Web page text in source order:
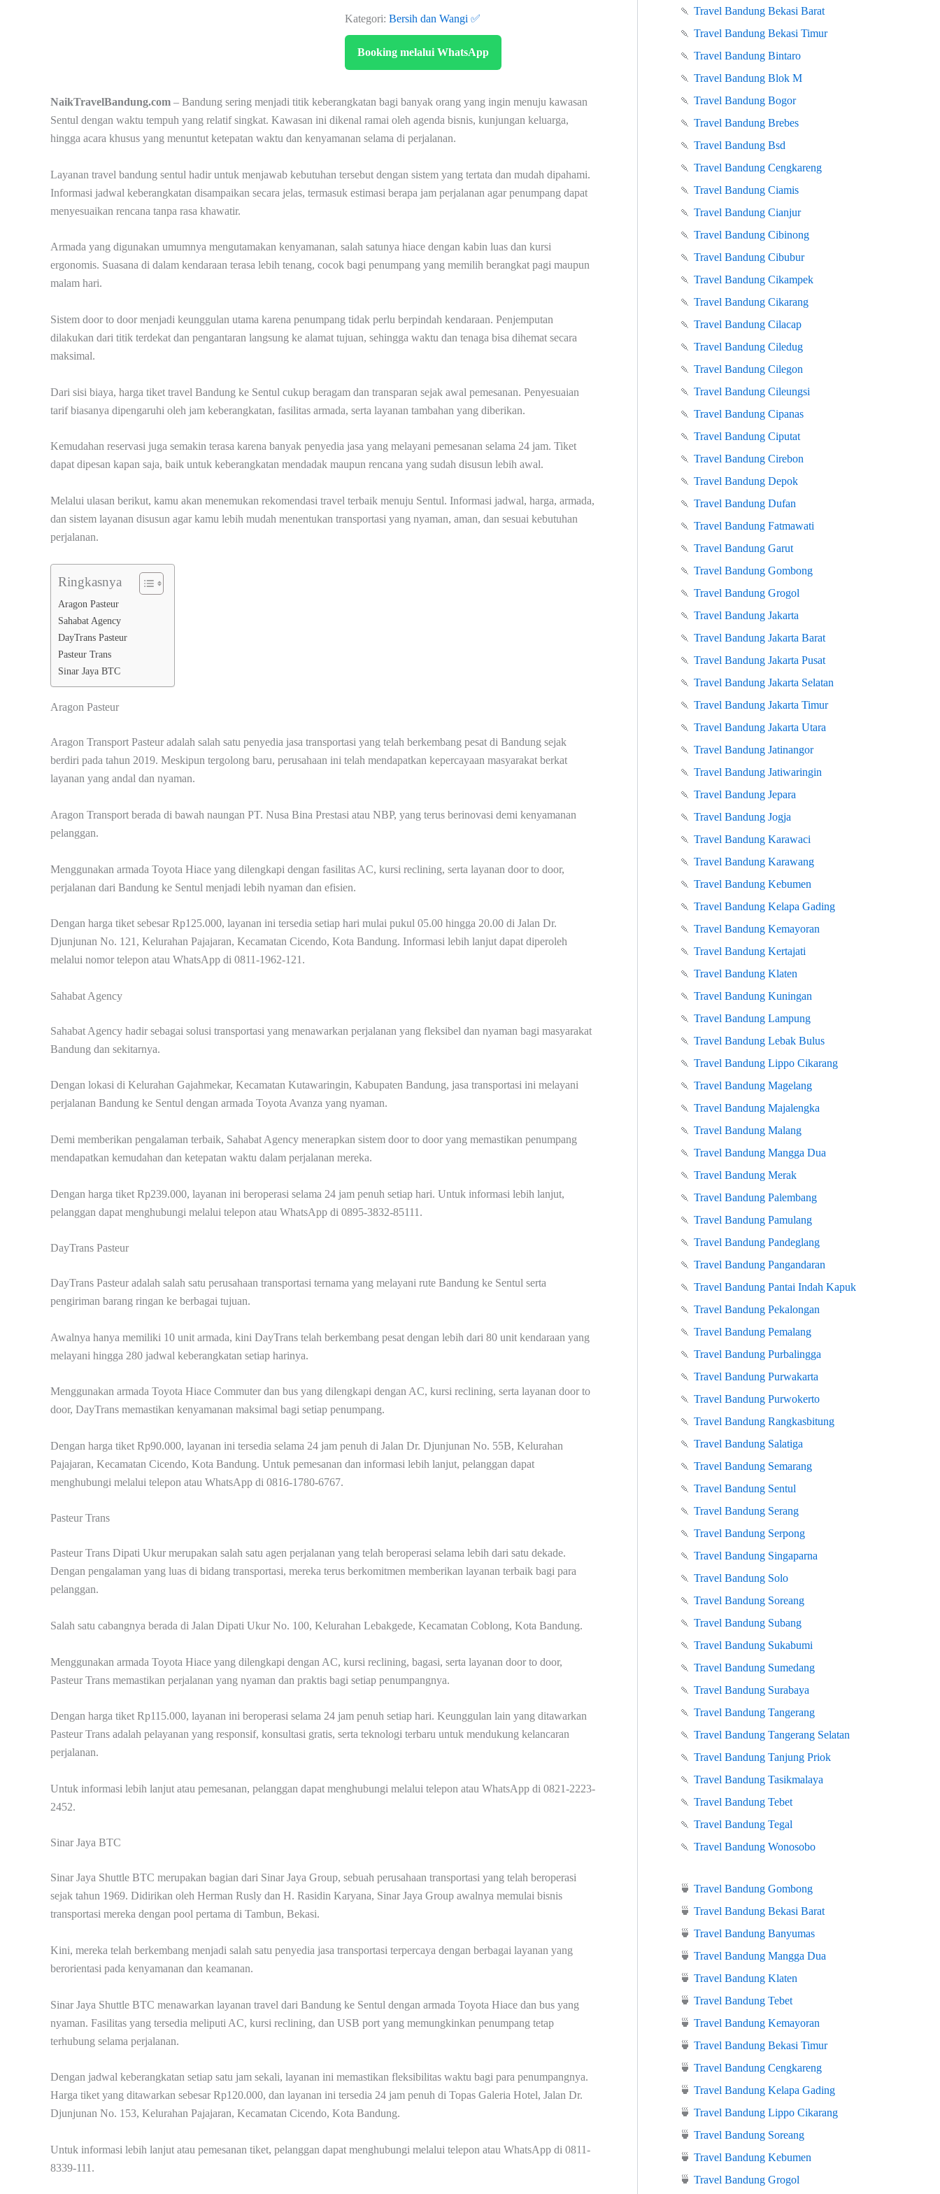
Kategori: Bersih dan Wangi ✅
Booking melalui WhatsApp
NaikTravelBandung.com – Bandung sering menjadi titik keberangkatan bagi banyak orang yang ingin menuju kawasan
Sentul dengan waktu tempuh yang relatif singkat. Kawasan ini dikenal ramai oleh agenda bisnis, kunjungan keluarga,
hingga acara khusus yang menuntut ketepatan waktu dan kenyamanan selama di perjalanan.
Layanan travel bandung sentul hadir untuk menjawab kebutuhan tersebut dengan sistem yang tertata dan mudah dipahami.
Informasi jadwal keberangkatan disampaikan secara jelas, termasuk estimasi berapa jam perjalanan agar penumpang dapat
menyesuaikan rencana tanpa rasa khawatir.
Armada yang digunakan umumnya mengutamakan kenyamanan, salah satunya hiace dengan kabin luas dan kursi
ergonomis. Suasana di dalam kendaraan terasa lebih tenang, cocok bagi penumpang yang memilih berangkat pagi maupun
malam hari.
Sistem door to door menjadi keunggulan utama karena penumpang tidak perlu berpindah kendaraan. Penjemputan
dilakukan dari titik terdekat dan pengantaran langsung ke alamat tujuan, sehingga waktu dan tenaga bisa dihemat secara
maksimal.
Dari sisi biaya, harga tiket travel Bandung ke Sentul cukup beragam dan transparan sejak awal pemesanan. Penyesuaian
tarif biasanya dipengaruhi oleh jam keberangkatan, fasilitas armada, serta layanan tambahan yang diberikan.
Kemudahan reservasi juga semakin terasa karena banyak penyedia jasa yang melayani pemesanan selama 24 jam. Tiket
dapat dipesan kapan saja, baik untuk keberangkatan mendadak maupun rencana yang sudah disusun lebih awal.
Melalui ulasan berikut, kamu akan menemukan rekomendasi travel terbaik menuju Sentul. Informasi jadwal, harga, armada,
dan sistem layanan disusun agar kamu lebih mudah menentukan transportasi yang nyaman, aman, dan sesuai kebutuhan
perjalanan.
Ringkasnya
Aragon Pasteur
Sahabat Agency
DayTrans Pasteur
Pasteur Trans
Sinar Jaya BTC
Aragon Pasteur
Aragon Transport Pasteur adalah salah satu penyedia jasa transportasi yang telah berkembang pesat di Bandung sejak
berdiri pada tahun 2019. Meskipun tergolong baru, perusahaan ini telah mendapatkan kepercayaan masyarakat berkat
layanan yang andal dan nyaman.
Aragon Transport berada di bawah naungan PT. Nusa Bina Prestasi atau NBP, yang terus berinovasi demi kenyamanan
pelanggan.
Menggunakan armada Toyota Hiace yang dilengkapi dengan fasilitas AC, kursi reclining, serta layanan door to door,
perjalanan dari Bandung ke Sentul menjadi lebih nyaman dan efisien.
Dengan harga tiket sebesar Rp125.000, layanan ini tersedia setiap hari mulai pukul 05.00 hingga 20.00 di Jalan Dr.
Djunjunan No. 121, Kelurahan Pajajaran, Kecamatan Cicendo, Kota Bandung. Informasi lebih lanjut dapat diperoleh
melalui nomor telepon atau WhatsApp di 0811-1962-121.
Sahabat Agency
Sahabat Agency hadir sebagai solusi transportasi yang menawarkan perjalanan yang fleksibel dan nyaman bagi masyarakat
Bandung dan sekitarnya.
Dengan lokasi di Kelurahan Gajahmekar, Kecamatan Kutawaringin, Kabupaten Bandung, jasa transportasi ini melayani
perjalanan Bandung ke Sentul dengan armada Toyota Avanza yang nyaman.
Demi memberikan pengalaman terbaik, Sahabat Agency menerapkan sistem door to door yang memastikan penumpang
mendapatkan kemudahan dan ketepatan waktu dalam perjalanan mereka.
Dengan harga tiket Rp239.000, layanan ini beroperasi selama 24 jam penuh setiap hari. Untuk informasi lebih lanjut,
pelanggan dapat menghubungi melalui telepon atau WhatsApp di 0895-3832-85111.
DayTrans Pasteur
DayTrans Pasteur adalah salah satu perusahaan transportasi ternama yang melayani rute Bandung ke Sentul serta
pengiriman barang ringan ke berbagai tujuan.
Awalnya hanya memiliki 10 unit armada, kini DayTrans telah berkembang pesat dengan lebih dari 80 unit kendaraan yang
melayani hingga 280 jadwal keberangkatan setiap harinya.
Menggunakan armada Toyota Hiace Commuter dan bus yang dilengkapi dengan AC, kursi reclining, serta layanan door to
door, DayTrans memastikan kenyamanan maksimal bagi setiap penumpang.
Dengan harga tiket Rp90.000, layanan ini tersedia selama 24 jam penuh di Jalan Dr. Djunjunan No. 55B, Kelurahan
Pajajaran, Kecamatan Cicendo, Kota Bandung. Untuk pemesanan dan informasi lebih lanjut, pelanggan dapat
menghubungi melalui telepon atau WhatsApp di 0816-1780-6767.
Pasteur Trans
Pasteur Trans Dipati Ukur merupakan salah satu agen perjalanan yang telah beroperasi selama lebih dari satu dekade.
Dengan pengalaman yang luas di bidang transportasi, mereka terus berkomitmen memberikan layanan terbaik bagi para
pelanggan.
Salah satu cabangnya berada di Jalan Dipati Ukur No. 100, Kelurahan Lebakgede, Kecamatan Coblong, Kota Bandung.
Menggunakan armada Toyota Hiace yang dilengkapi dengan AC, kursi reclining, bagasi, serta layanan door to door,
Pasteur Trans memastikan perjalanan yang nyaman dan praktis bagi setiap penumpangnya.
Dengan harga tiket Rp115.000, layanan ini beroperasi selama 24 jam penuh setiap hari. Keunggulan lain yang ditawarkan
Pasteur Trans adalah pelayanan yang responsif, konsultasi gratis, serta teknologi terbaru untuk mendukung kelancaran
perjalanan.
Untuk informasi lebih lanjut atau pemesanan, pelanggan dapat menghubungi melalui telepon atau WhatsApp di 0821-2223-
2452.
Sinar Jaya BTC
Sinar Jaya Shuttle BTC merupakan bagian dari Sinar Jaya Group, sebuah perusahaan transportasi yang telah beroperasi
sejak tahun 1969. Didirikan oleh Herman Rusly dan H. Rasidin Karyana, Sinar Jaya Group awalnya memulai bisnis
transportasi mereka dengan pool pertama di Tambun, Bekasi.
Kini, mereka telah berkembang menjadi salah satu penyedia jasa transportasi terpercaya dengan berbagai layanan yang
berorientasi pada kenyamanan dan keamanan.
Sinar Jaya Shuttle BTC menawarkan layanan travel dari Bandung ke Sentul dengan armada Toyota Hiace dan bus yang
nyaman. Fasilitas yang tersedia meliputi AC, kursi reclining, dan USB port yang memungkinkan penumpang tetap
terhubung selama perjalanan.
Dengan jadwal keberangkatan setiap satu jam sekali, layanan ini memastikan fleksibilitas waktu bagi para penumpangnya.
Harga tiket yang ditawarkan sebesar Rp120.000, dan layanan ini tersedia 24 jam penuh di Topas Galeria Hotel, Jalan Dr.
Djunjunan No. 153, Kelurahan Pajajaran, Kecamatan Cicendo, Kota Bandung.
Untuk informasi lebih lanjut atau pemesanan tiket, pelanggan dapat menghubungi melalui telepon atau WhatsApp di 0811-
8339-111.
🍡 Travel Bandung Bekasi Barat
🍡 Travel Bandung Bekasi Timur
🍡 Travel Bandung Bintaro
🍡 Travel Bandung Blok M
🍡 Travel Bandung Bogor
🍡 Travel Bandung Brebes
🍡 Travel Bandung Bsd
🍡 Travel Bandung Cengkareng
🍡 Travel Bandung Ciamis
🍡 Travel Bandung Cianjur
🍡 Travel Bandung Cibinong
🍡 Travel Bandung Cibubur
🍡 Travel Bandung Cikampek
🍡 Travel Bandung Cikarang
🍡 Travel Bandung Cilacap
🍡 Travel Bandung Ciledug
🍡 Travel Bandung Cilegon
🍡 Travel Bandung Cileungsi
🍡 Travel Bandung Cipanas
🍡 Travel Bandung Ciputat
🍡 Travel Bandung Cirebon
🍡 Travel Bandung Depok
🍡 Travel Bandung Dufan
🍡 Travel Bandung Fatmawati
🍡 Travel Bandung Garut
🍡 Travel Bandung Gombong
🍡 Travel Bandung Grogol
🍡 Travel Bandung Jakarta
🍡 Travel Bandung Jakarta Barat
🍡 Travel Bandung Jakarta Pusat
🍡 Travel Bandung Jakarta Selatan
🍡 Travel Bandung Jakarta Timur
🍡 Travel Bandung Jakarta Utara
🍡 Travel Bandung Jatinangor
🍡 Travel Bandung Jatiwaringin
🍡 Travel Bandung Jepara
🍡 Travel Bandung Jogja
🍡 Travel Bandung Karawaci
🍡 Travel Bandung Karawang
🍡 Travel Bandung Kebumen
🍡 Travel Bandung Kelapa Gading
🍡 Travel Bandung Kemayoran
🍡 Travel Bandung Kertajati
🍡 Travel Bandung Klaten
🍡 Travel Bandung Kuningan
🍡 Travel Bandung Lampung
🍡 Travel Bandung Lebak Bulus
🍡 Travel Bandung Lippo Cikarang
🍡 Travel Bandung Magelang
🍡 Travel Bandung Majalengka
🍡 Travel Bandung Malang
🍡 Travel Bandung Mangga Dua
🍡 Travel Bandung Merak
🍡 Travel Bandung Palembang
🍡 Travel Bandung Pamulang
🍡 Travel Bandung Pandeglang
🍡 Travel Bandung Pangandaran
🍡 Travel Bandung Pantai Indah Kapuk
🍡 Travel Bandung Pekalongan
🍡 Travel Bandung Pemalang
🍡 Travel Bandung Purbalingga
🍡 Travel Bandung Purwakarta
🍡 Travel Bandung Purwokerto
🍡 Travel Bandung Rangkasbitung
🍡 Travel Bandung Salatiga
🍡 Travel Bandung Semarang
🍡 Travel Bandung Sentul
🍡 Travel Bandung Serang
🍡 Travel Bandung Serpong
🍡 Travel Bandung Singaparna
🍡 Travel Bandung Solo
🍡 Travel Bandung Soreang
🍡 Travel Bandung Subang
🍡 Travel Bandung Sukabumi
🍡 Travel Bandung Sumedang
🍡 Travel Bandung Surabaya
🍡 Travel Bandung Tangerang
🍡 Travel Bandung Tangerang Selatan
🍡 Travel Bandung Tanjung Priok
🍡 Travel Bandung Tasikmalaya
🍡 Travel Bandung Tebet
🍡 Travel Bandung Tegal
🍡 Travel Bandung Wonosobo
🍵 Travel Bandung Gombong
🍵 Travel Bandung Bekasi Barat
🍵 Travel Bandung Banyumas
🍵 Travel Bandung Mangga Dua
🍵 Travel Bandung Klaten
🍵 Travel Bandung Tebet
🍵 Travel Bandung Kemayoran
🍵 Travel Bandung Bekasi Timur
🍵 Travel Bandung Cengkareng
🍵 Travel Bandung Kelapa Gading
🍵 Travel Bandung Lippo Cikarang
🍵 Travel Bandung Soreang
🍵 Travel Bandung Kebumen
🍵 Travel Bandung Grogol